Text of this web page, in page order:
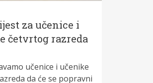
za učenice i
četvrtog razreda
učenice i učenike
da će se popravni